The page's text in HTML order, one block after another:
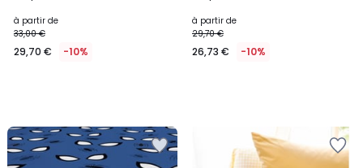
à partir de
33,00 €
29,70 € -10%
à partir de
29,70 €
26,73 € -10%